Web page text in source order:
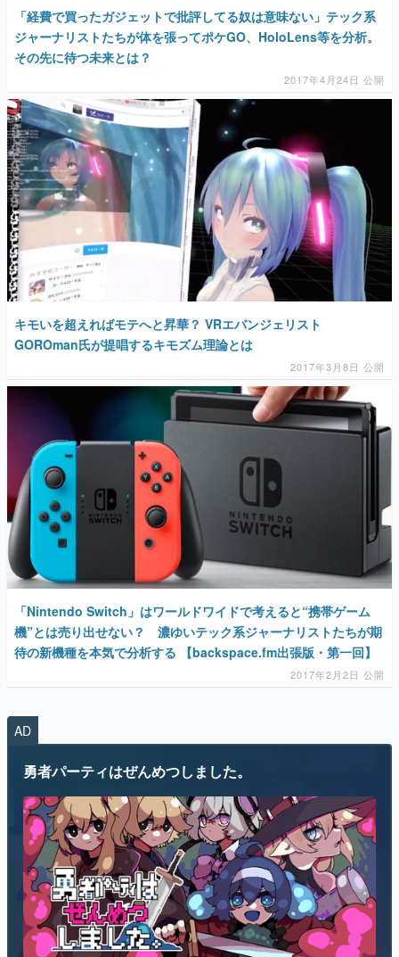
具体的な形から解き明かしていく、硬派で骨太な評論連載
です。
ゲームが変えた日本語
「経験値」「裏技」「ラスボス」… ゲームにまつわる言葉
の起源や用法の変遷を、コンピューター文化史研究家・タ
イニーP氏が徹底調査。
カテゴリ
特集記事
マンガ
女性向け
アプリレビュー
その他
運営：株式会社マレ
「経費で買ったガジェットで批評してる奴は意味ない」テック系
ジャーナリストたちが体を張ってポケGO、HoloLens等を分析。
その先に待つ未来とは？
2017年4月24日 公開
キモいを超えればモテへと昇華？ VRエバンジェリスト
GOROman氏が提唱するキモズム理論とは
2017年3月8日 公開
「Nintendo Switch」はワールドワイドで考えると“携帯ゲーム
機”とは売り出せない？ 濃ゆいテック系ジャーナリストたちが期
待の新機種を本気で分析する 【backspace.fm出張版・第一回】
2017年2月2日 公開
AD
勇者パーティはぜんめつしました。